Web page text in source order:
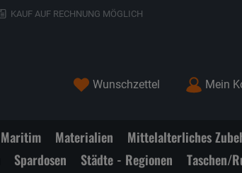
KAUF AUF RECHNUNG MÖGLICH
Wunschzettel Mein
Maritim Materialien Mittelalterliches
Spardosen Städte - Regionen Taschen/